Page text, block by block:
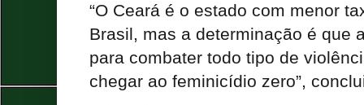
“O Ceará é o estado com menor
Brasil, mas a determinação é que
para combater todo tipo de
chegar ao feminicídio zero”,